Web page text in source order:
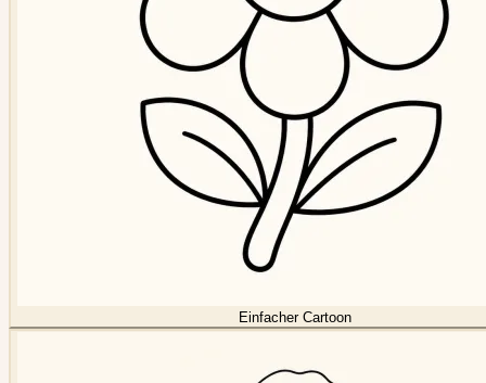
Einfacher Cartoon